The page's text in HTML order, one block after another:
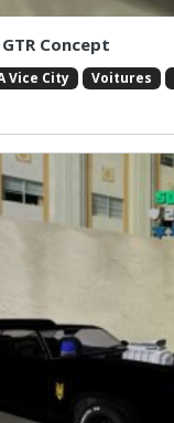
Concept
Vice City Voitures